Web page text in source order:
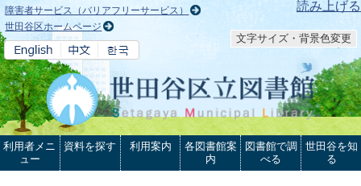
本文へ 読み上げる
障害者サービス（バリアフリーサービス）
世田谷区ホームページ
文字サイズ・背景色変更
利用者メニ
ュー
資料を探す 利用案内
各図書館案
内
図書館で調
べる
世田谷を知
る